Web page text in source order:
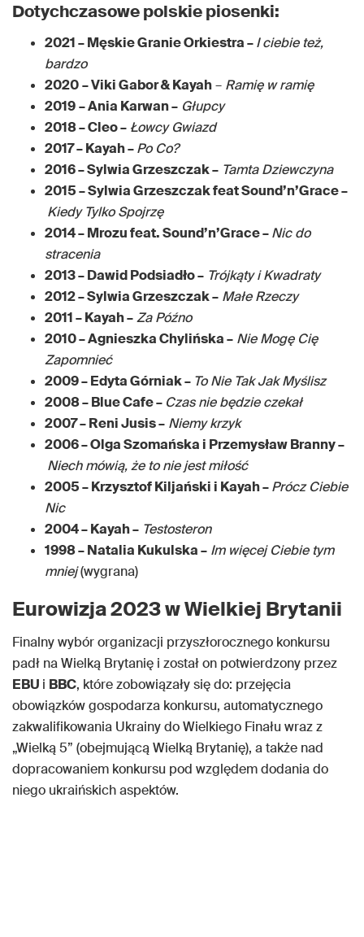
Dotychczasowe polskie piosenki:
2021 – Męskie Granie Orkiestra –I ciebie też,
bardzo
2020– Viki Gabor & Kayah– Ramię w ramię
2019– Ania Karwan – Głupcy
2018 – Cleo – Łowcy Gwiazd
2017 – Kayah –Po Co?
2016 – Sylwia Grzeszczak – Tamta Dziewczyna
2015 – Sylwia Grzeszczak feat Sound’n’Grace –
Kiedy Tylko Spojrzę
2014 – Mrozu feat. Sound’n’Grace –Nic do
stracenia
2013 – Dawid Podsiadło – Trójkąty i Kwadraty
2012 – Sylwia Grzeszczak – Małe Rzeczy
2011 – Kayah –Za Późno
2010 – Agnieszka Chylińska – Nie Mogę Cię
Zapomnieć
2009 – Edyta Górniak – To Nie Tak Jak Myślisz
2008 – Blue Cafe – Czas nie będzie czekał
2007 – Reni Jusis – Niemy krzyk
2006 – Olga Szomańska i Przemysław Branny –
Niech mówią, że to nie jest miłość
2005 – Krzysztof Kiljański i Kayah –Prócz Ciebie
Nic
2004 – Kayah – Testosteron
1998 – Natalia Kukulska – Im więcej Ciebie tym
mniej(wygrana)
Eurowizja 2023 w Wielkiej Brytanii
Finalny wybór organizacji przyszłorocznego konkursu
padł na Wielką Brytanię i został on potwierdzony przez
EBU i BBC, które zobowiązały się do: przejęcia
obowiązków gospodarza konkursu, automatycznego
zakwalifikowania Ukrainy do Wielkiego Finału wraz z
„Wielką 5” (obejmującą Wielką Brytanię), a także nad
dopracowaniem konkursu pod względem dodania do
niego ukraińskich aspektów.